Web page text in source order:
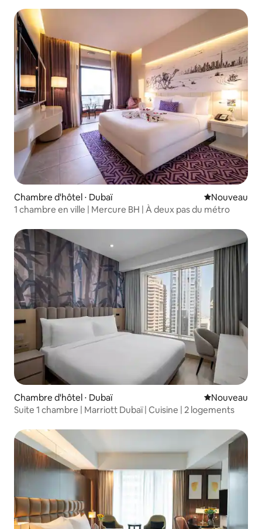
Chambre d'hôtel ⋅ Dubaï Nouvel
Nouveau
1 chambre en ville | Mercure BH | À deux pas du métro
Chambre d'hôtel ⋅ Dubaï Nouvel
Nouveau
Suite 1 chambre | Marriott Dubaï | Cuisine | 2 logements